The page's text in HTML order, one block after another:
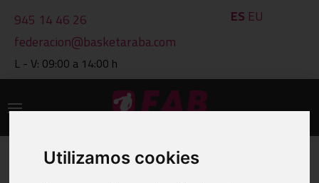
Utilizamos cookies
945 14 46 26
federacion@basketaraba.com
L - V: 09:00 a 14:00 h
ES EU